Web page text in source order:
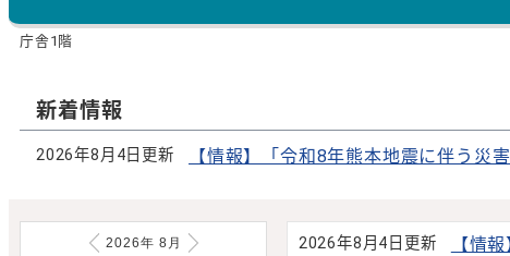
庁舎1階
新着情報
2026年8月4日更新 【情報】「令和8年熊本地震に伴う災
2026年8月4日更新 【情
2026年 8 月